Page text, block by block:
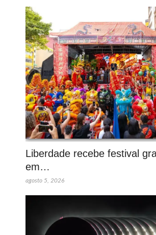
Liberdade recebe festival
em…
agosto 5, 2026